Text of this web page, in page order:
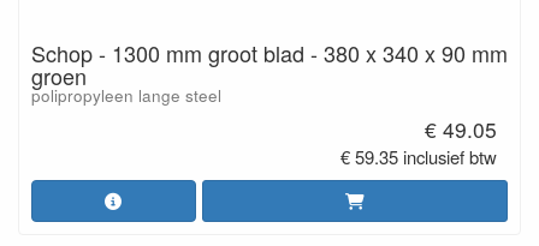
Schop - 1300 mm groot blad - 380 x 340 x 90 mm
groen
polipropyleen lange steel
€ 49.05
€ 59.35 inclusief btw